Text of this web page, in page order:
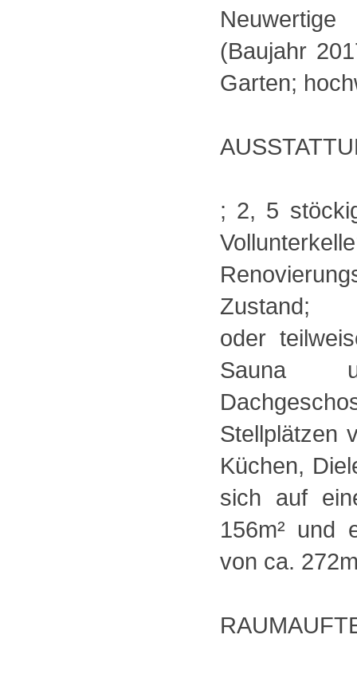
(Baujahr
Garten;
; 2, 5
Zustand;
oder
Sauna
Stellplätzen
Küchen,
sich auf
156m² und
von ca.